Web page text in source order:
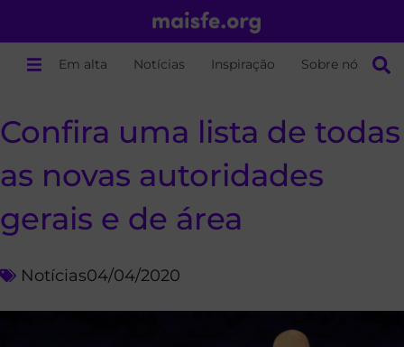
Em alta Notícias Inspiração Sobre nós
Confira uma lista de todas
as novas autoridades
gerais e de área
Notícias04/04/2020